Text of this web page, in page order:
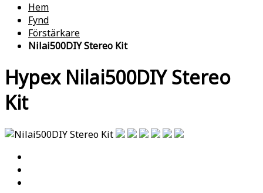
Hem
Fynd
Förstärkare
Nilai500DIY Stereo Kit
Hypex Nilai500DIY Stereo
Kit